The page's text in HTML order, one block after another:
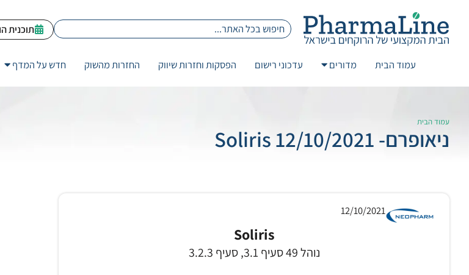
תוכנית
עמוד הבית מדורים עדכוני רישום הפסקות וחזרות שיווק החזרות מהשוק חדש על המדף
עמוד הבית
ניאופרם- 12/10/2021 Soliris
12/10/2021
Soliris
נוהל 49 סעיף 3.1, סעיף 3.2.3